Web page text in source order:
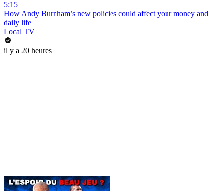
5:15
How Andy Burnham’s new policies could affect your money and
daily life
Local TV
il y a 20 heures